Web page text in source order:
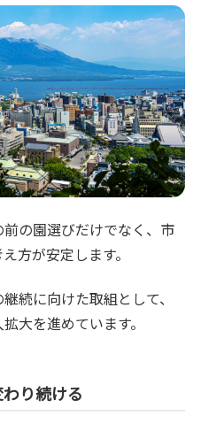
の園選びだけでなく、市
方が安定します。
続に向けた取組として、
大を進めています。
り続ける